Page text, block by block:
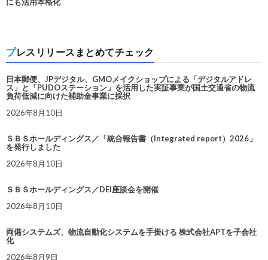
プレスリリースまとめてチェック
日本郵便、JPデジタル、GMOメイクショップによる「デジタルアドレ
ス」と「PUDOステーション」を活用した実証事業が国土交通省の物流
負荷低減に向けた補助金事業に採択
2026年8月10日
ＳＢＳホールディングス／「統合報告書（Integrated report）2026」
を発行しました
2026年8月10日
ＳＢＳホールディングス／DEI座談会を開催
2026年8月10日
両備システムズ、物流自動化システムを手掛ける 株式会社APTを子会社
化
2026年8月9日